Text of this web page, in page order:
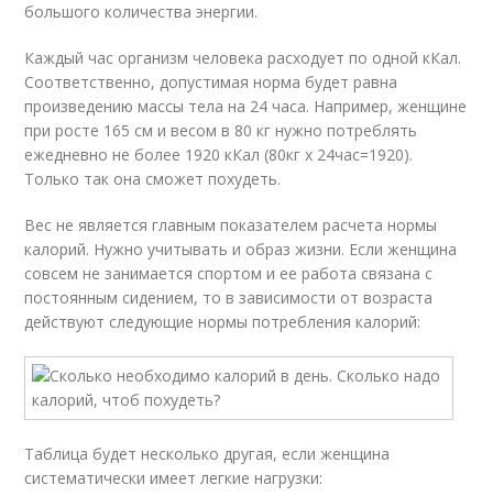
большого количества энергии.
Каждый час организм человека расходует по одной кКал.
Соответственно, допустимая норма будет равна
произведению массы тела на 24 часа. Например, женщине
при росте 165 см и весом в 80 кг нужно потреблять
ежедневно не более 1920 кКал (80кг х 24час=1920).
Только так она сможет похудеть.
Вес не является главным показателем расчета нормы
калорий. Нужно учитывать и образ жизни. Если женщина
совсем не занимается спортом и ее работа связана с
постоянным сидением, то в зависимости от возраста
действуют следующие нормы потребления калорий:
Таблица будет несколько другая, если женщина
систематически имеет легкие нагрузки: